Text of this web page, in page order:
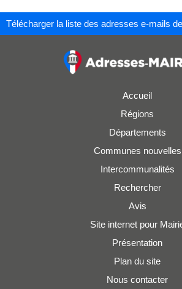
Télécharger la liste des adresses e-mails
Accueil
Régions
Départements
Communes nouvelles
Intercommunalités
Rechercher
Avis
Site internet pour
Présentation
Plan du site
Nous contacter